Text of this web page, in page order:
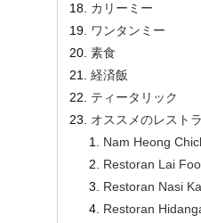
カリーミー
ワンタンミー
素食
経済飯
ティータリック
オススメのレスト
Nam Heong
Restoran Lai
Restoran Nasi
Restoran